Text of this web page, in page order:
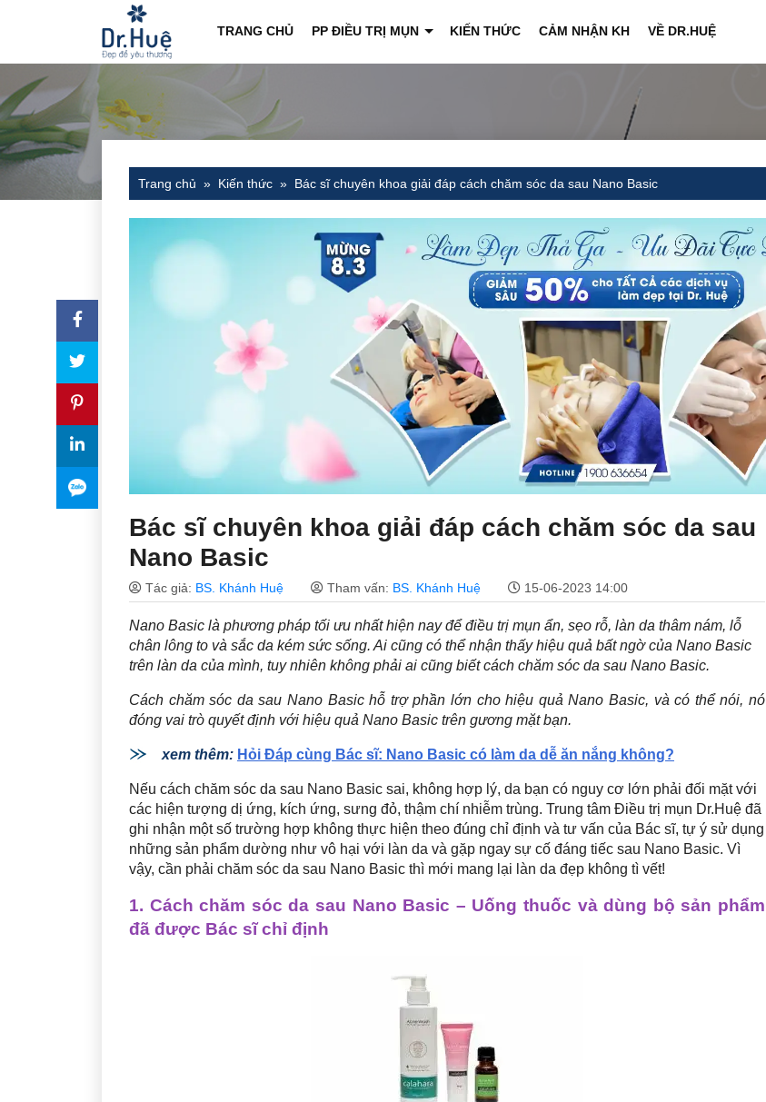
TRANG CHỦ PP ĐIỀU TRỊ MỤN KIẾN THỨC CẢM NHẬN KH VỀ DR.HUỆ
Trang chủ Kiến thức Bác sĩ chuyên khoa giải đáp cách chăm sóc da sau Nano Basic
Bác sĩ chuyên khoa giải đáp cách chăm sóc da sau
Nano Basic
Tác giả: BS. Khánh Huệ Tham vấn: BS. Khánh Huệ 15-06-2023 14:00
Nano Basic là phương pháp tối ưu nhất hiện nay để điều trị mụn ẩn, sẹo rỗ, làn da thâm nám, lỗ
chân lông to và sắc da kém sức sống. Ai cũng có thể nhận thấy hiệu quả bất ngờ của Nano Basic
trên làn da của mình, tuy nhiên không phải ai cũng biết cách chăm sóc da sau Nano Basic.
Cách chăm sóc da sau Nano Basic hỗ trợ phần lớn cho hiệu quả Nano Basic, và có thể nói, nó
đóng vai trò quyết định với hiệu quả Nano Basic trên gương mặt bạn.
xem thêm: Hỏi Đáp cùng Bác sĩ: Nano Basic có làm da dễ ăn nắng không?
Nếu cách chăm sóc da sau Nano Basic sai, không hợp lý, da bạn có nguy cơ lớn phải đối mặt với
các hiện tượng dị ứng, kích ứng, sưng đỏ, thậm chí nhiễm trùng. Trung tâm Điều trị mụn Dr.Huệ đã
ghi nhận một số trường hợp không thực hiện theo đúng chỉ định và tư vấn của Bác sĩ, tự ý sử dụng
những sản phẩm dường như vô hại với làn da và gặp ngay sự cố đáng tiếc sau Nano Basic. Vì
vậy, cần phải chăm sóc da sau Nano Basic thì mới mang lại làn da đẹp không tì vết!
1. Cách chăm sóc da sau Nano Basic – Uống thuốc và dùng bộ sản phẩm
đã được Bác sĩ chỉ định